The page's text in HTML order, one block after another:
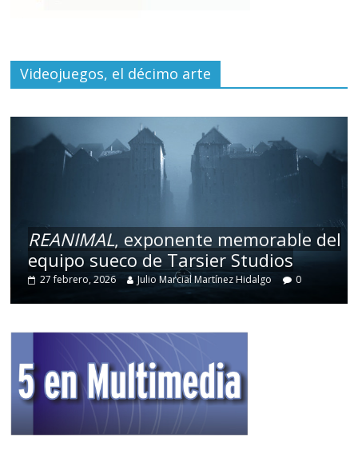
Videojuegos, el décimo arte
REANIMAL, exponente memorable del
equipo sueco de Tarsier Studios
27 febrero, 2026 Julio Marcial Martínez Hidalgo 0